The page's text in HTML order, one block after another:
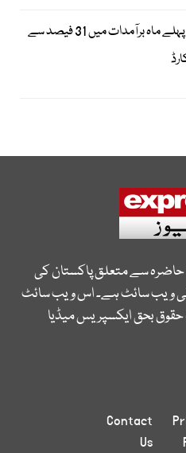
مالی سال کے پہلے ماہ برآمدات میں 31 فیصد سے
حاضرہ سے متعلق پاکستان کی
ویب سائٹ ہے۔ اس ویب سائٹ
حقوق بحق ایکسپریس میڈیا
Contact
Us